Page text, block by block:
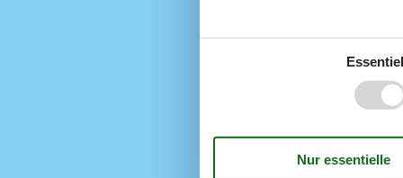
Internet
Nationales
Nichtraucher
Renoviert